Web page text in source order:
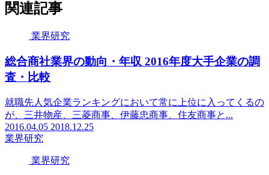
関連記事
業界研究
総合商社業界の動向・年収 2016年度大手企業の調
査・比較
就職先人気企業ランキングにおいて常に上位に入ってくるの
が、三井物産、三菱商事、伊藤忠商事、住友商事と...
2016.04.05 2018.12.25
業界研究
業界研究